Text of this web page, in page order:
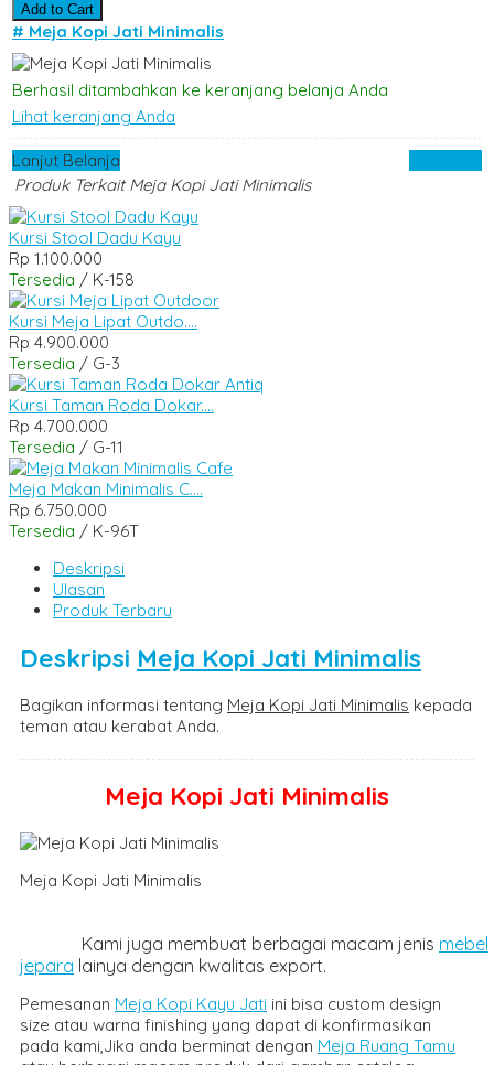
Add to Cart
# Meja Kopi Jati Minimalis
Berhasil ditambahkan ke keranjang belanja Anda
Lihat keranjang Anda
Lanjut Belanja
Produk Terkait Meja Kopi Jati Minimalis
Kursi Stool Dadu Kayu
Rp 1.100.000
Tersedia / K-158
Kursi Meja Lipat Outdo....
Rp 4.900.000
Tersedia / G-3
Kursi Taman Roda Dokar....
Rp 4.700.000
Tersedia / G-11
Meja Makan Minimalis C....
Rp 6.750.000
Tersedia / K-96T
Deskripsi
Ulasan
Produk Terbaru
Deskripsi Meja Kopi Jati Minimalis
Bagikan informasi tentang Meja Kopi Jati Minimalis kepada
teman atau kerabat Anda.
Meja Kopi Jati Minimalis
Meja Kopi Jati
Kami juga membuat berbagai macam jenis mebel
jepara lainya dengan kwalitas export.
Pemesanan Meja Kopi Kayu Jati ini bisa custom design
size atau warna finishing yang dapat di konfirmasikan
pada kami,Jika anda berminat dengan Meja Ruang Tamu